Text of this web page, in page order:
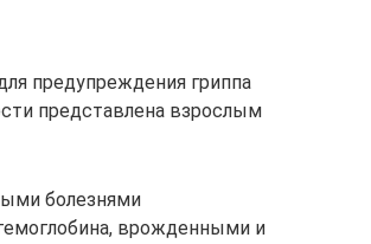
предупреждения гриппа
представлена взрослым
болезнями
врожденными и